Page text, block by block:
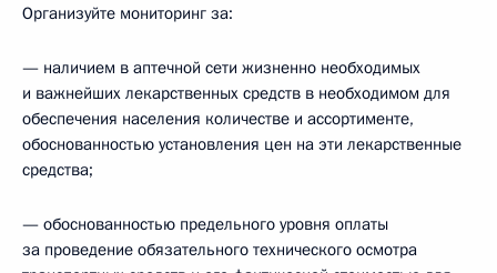
Организуйте мониторинг за:
— наличием в аптечной сети жизненно необходимых
и важнейших лекарственных средств в необходимом для
обеспечения населения количестве и ассортименте,
обоснованностью установления цен на эти лекарственные
средства;
— обоснованностью предельного уровня оплаты
за проведение обязательного технического осмотра